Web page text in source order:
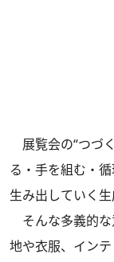
展覧会の“つづ
る・手を組む・
生み出していく
そんな多義的な
地や衣服、イン